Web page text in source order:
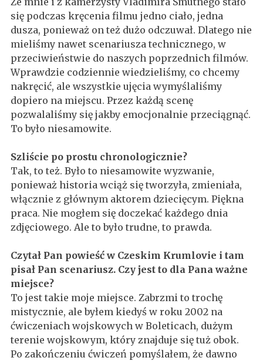
się podczas kręcenia filmu jedno ciało, jedna
dusza, ponieważ on też dużo odczuwał. Dlatego nie
mieliśmy nawet scenariusza technicznego, w
przeciwieństwie do naszych poprzednich filmów.
Wprawdzie codziennie wiedzieliśmy, co chcemy
nakręcić, ale wszystkie ujęcia wymyślaliśmy
dopiero na miejscu. Przez każdą scenę
pozwalaliśmy się jakby emocjonalnie przeciągnąć.
To było niesamowite.
Szliście po prostu chronologicznie?
Tak, to też. Było to niesamowite wyzwanie,
ponieważ historia wciąż się tworzyła, zmieniała,
włącznie z głównym aktorem dziecięcym. Piękna
praca. Nie mogłem się doczekać każdego dnia
zdjęciowego. Ale to było trudne, to prawda.
Czytał Pan powieść w Czeskim Krumlovie i tam
pisał Pan scenariusz. Czy jest to dla Pana ważne
miejsce?
To jest takie moje miejsce. Zabrzmi to trochę
mistycznie, ale byłem kiedyś w roku 2002 na
ćwiczeniach wojskowych w Boleticach, dużym
terenie wojskowym, który znajduje się tuż obok.
Po zakończeniu ćwiczeń pomyślałem, że dawno